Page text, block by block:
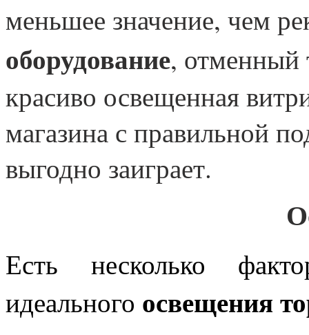
меньшее значение, чем
оборудование, отменный
красиво освещенная
магазина с правильной
выгодно заиграет.
Есть несколько
идеального освещения